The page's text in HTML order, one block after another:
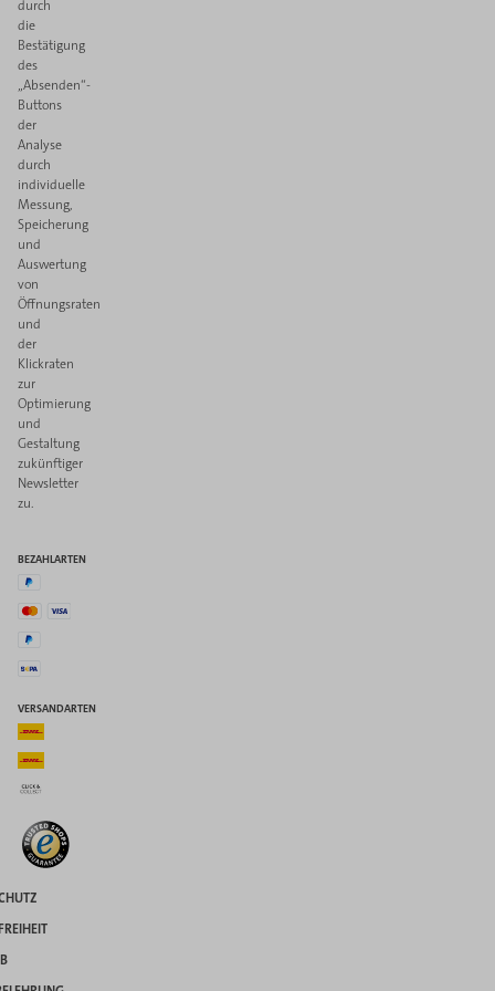
durch
die
Bestätigung
des
„Absenden“-
Buttons
der
Analyse
durch
individuelle
Messung,
Speicherung
und
Auswertung
von
Öffnungsraten
und
der
Klickraten
zur
Optimierung
und
Gestaltung
zukünftiger
Newsletter
zu.
BEZAHLARTEN
VERSANDARTEN